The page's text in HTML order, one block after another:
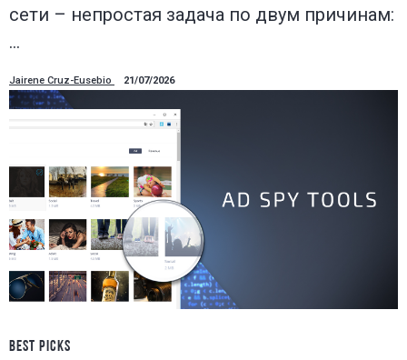
сети – непростая задача по двум причинам:
…
Jairene Cruz-Eusebio 21/07/2026
BEST PICKS